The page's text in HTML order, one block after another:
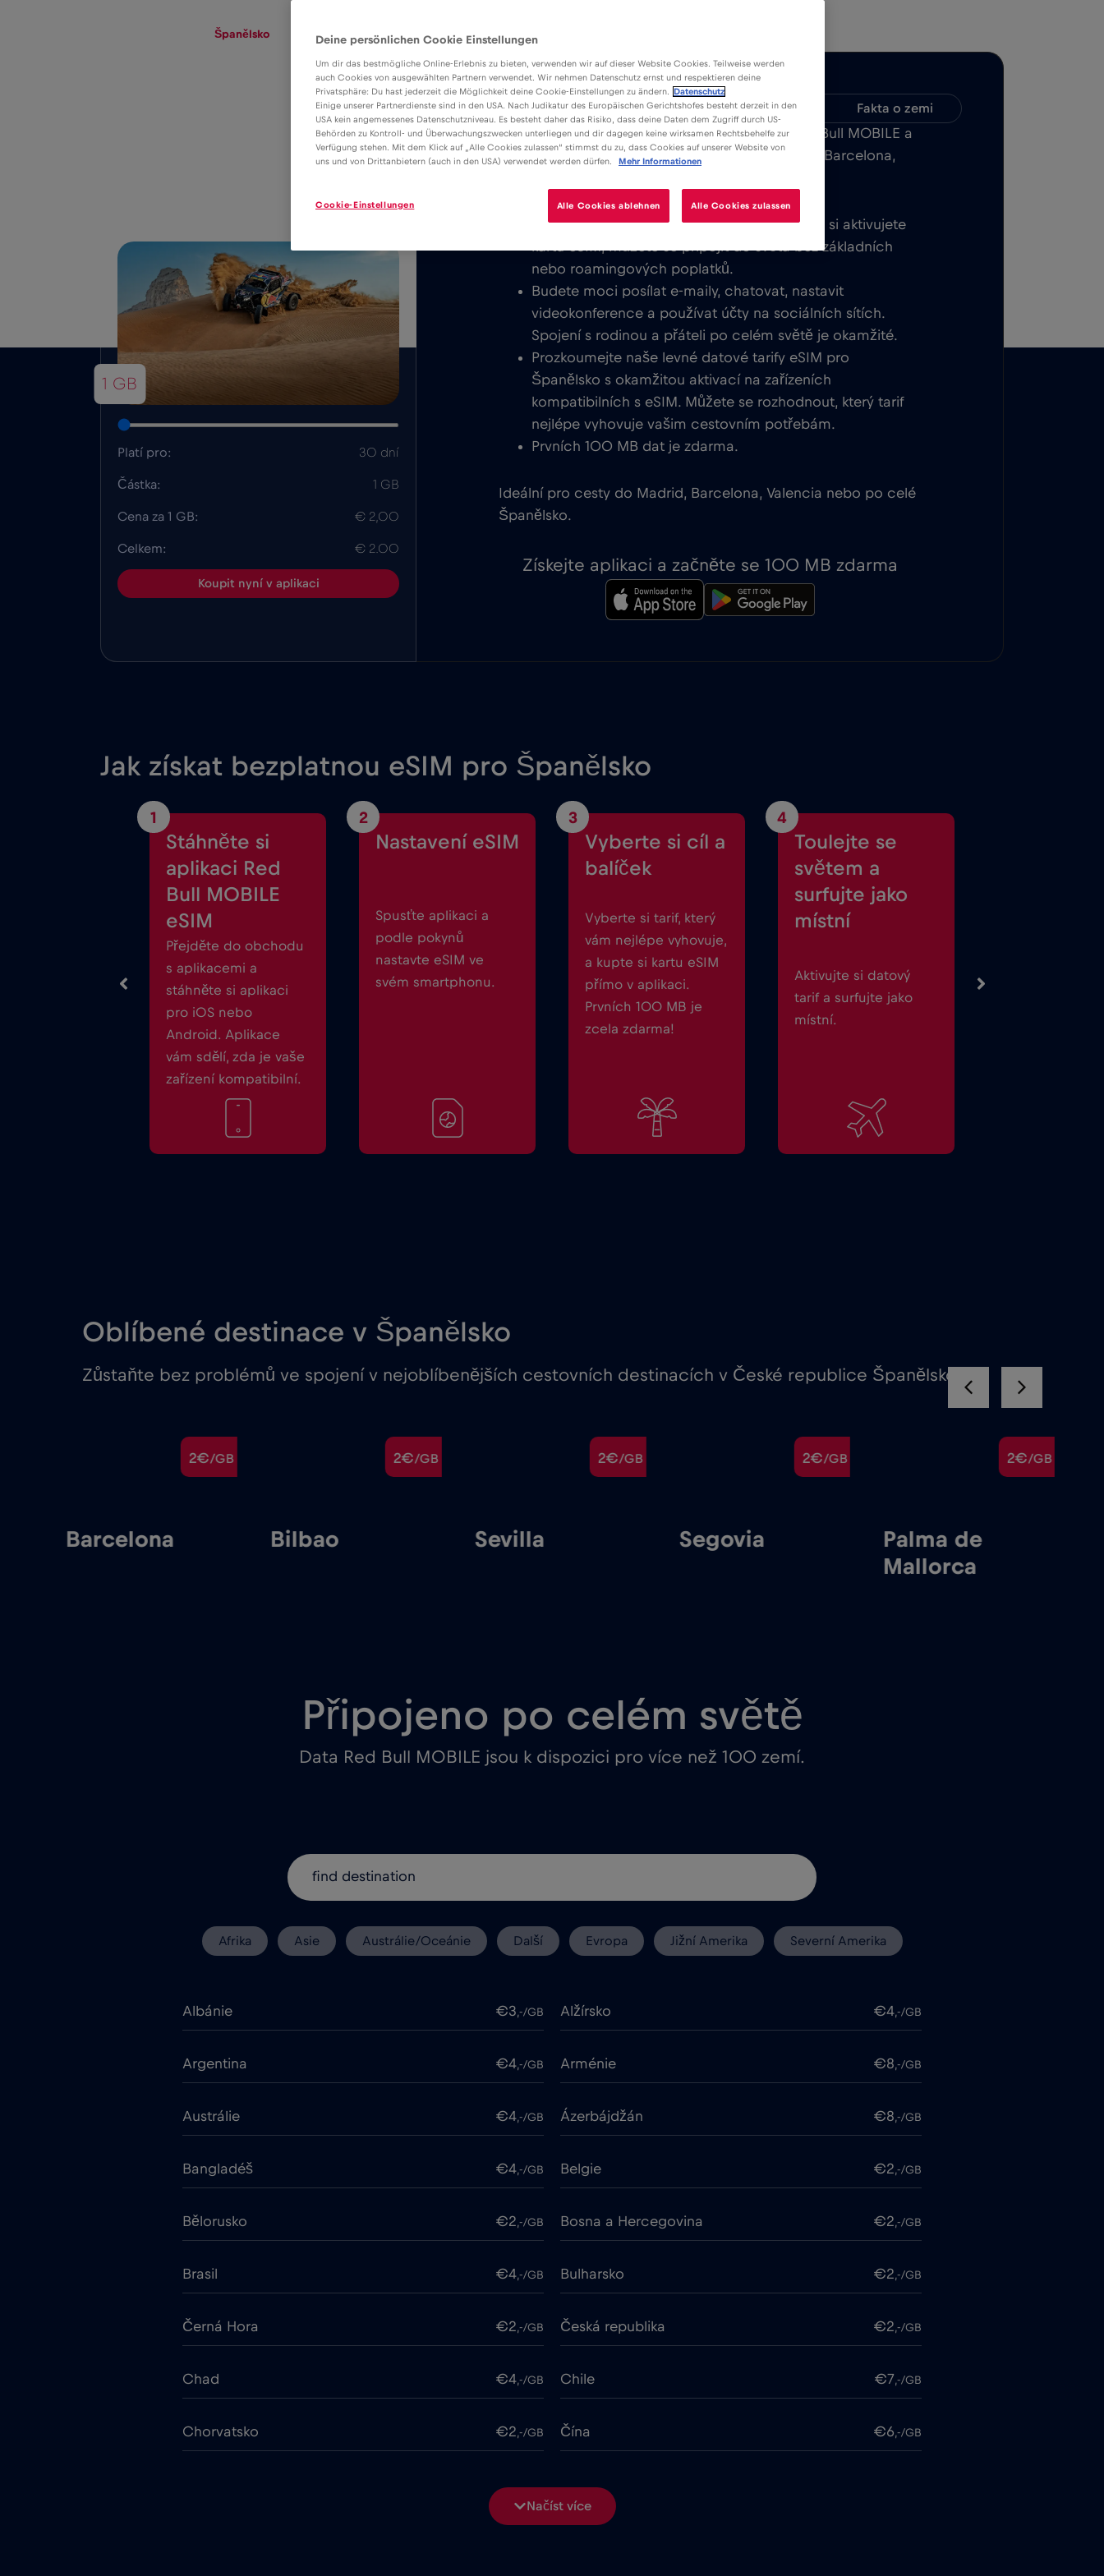
Španělsko
2€/GB
1 GB
Platí pro: 30 dní
Částka: 1 GB
Cena za 1 GB: € 2,00
Celkem: € 2.00
Koupit nyní v aplikaci
Výhody Popis Kompatibilita Fakta o zemi
Stáhněte si snadno instalovatelnou aplikaci Red Bull MOBILE a
využívejte neomezený mobilní internet v Madrid, Barcelona,
Nikdy neúčtujeme základní poplatek. Jakmile si aktivujete
kartu eSIM, můžete se připojit do světa bez základních
nebo roamingových poplatků.
Budete moci posílat e-maily, chatovat, nastavit
videokonference a používat účty na sociálních sítích.
Spojení s rodinou a přáteli po celém světě je okamžité.
Prozkoumejte naše levné datové tarify eSIM pro
Španělsko s okamžitou aktivací na zařízeních
kompatibilních s eSIM. Můžete se rozhodnout, který tarif
nejlépe vyhovuje vašim cestovním potřebám.
Prvních 100 MB dat je zdarma.
Ideální pro cesty do Madrid, Barcelona, Valencia nebo po celé
Španělsko.
Získejte aplikaci a začněte se 100 MB zdarma
Jak získat bezplatnou eSIM pro Španělsko
1
Stáhněte si
aplikaci Red
Bull MOBILE
eSIM
Přejděte do obchodu
s aplikacemi a
stáhněte si aplikaci
pro iOS nebo
Android. Aplikace
vám sdělí, zda je vaše
zařízení kompatibilní.
2
Nastavení eSIM
Spusťte aplikaci a
podle pokynů
nastavte eSIM ve
svém smartphonu.
3
Vyberte si cíl a
balíček
Vyberte si tarif, který
vám nejlépe vyhovuje,
a kupte si kartu eSIM
přímo v aplikaci.
Prvních 100 MB je
zcela zdarma!
4
Toulejte se
světem a
surfujte jako
místní
Aktivujte si datový
tarif a surfujte jako
místní.
Oblíbené destinace v Španělsko
Zůstaňte bez problémů ve spojení v nejoblíbenějších cestovních destinacích v České republice Španělsko
2€/GB
Barcelona
2€/GB
Bilbao
2€/GB
Sevilla
2€/GB
Segovia
2€/GB
Palma de
Mallorca
Připojeno po celém světě
Data Red Bull MOBILE jsou k dispozici pro více než 100 zemí.
Afrika Asie Austrálie/Oceánie Další Evropa Jižní Amerika Severní Amerika
Albánie €3,-/GB Alžírsko €4,-/GB
Argentina €4,-/GB Arménie €8,-/GB
Austrálie €4,-/GB Ázerbájdžán €8,-/GB
Bangladéš €4,-/GB Belgie €2,-/GB
Bělorusko €2,-/GB Bosna a Hercegovina €2,-/GB
Brasil €4,-/GB Bulharsko €2,-/GB
Černá Hora €2,-/GB Česká republika €2,-/GB
Chad €4,-/GB Chile €7,-/GB
Chorvatsko €2,-/GB Čína €6,-/GB
€18,-/GB Cruise only Telenor Maritime
Načíst více
Deine persönlichen Cookie Einstellungen
Um dir das bestmögliche Online-Erlebnis zu bieten, verwenden wir auf dieser Website Cookies. Teilweise werden
auch Cookies von ausgewählten Partnern verwendet. Wir nehmen Datenschutz ernst und respektieren deine
Privatsphäre: Du hast jederzeit die Möglichkeit deine Cookie-Einstellungen zu ändern.
Datenschutz
Einige unserer Partnerdienste sind in den USA. Nach Judikatur des Europäischen Gerichtshofes besteht derzeit in den
USA kein angemessenes Datenschutzniveau. Es besteht daher das Risiko, dass deine Daten dem Zugriff durch US-
Behörden zu Kontroll- und Überwachungszwecken unterliegen und dir dagegen keine wirksamen Rechtsbehelfe zur
Verfügung stehen. Mit dem Klick auf „Alle Cookies zulassen“ stimmst du zu, dass Cookies auf unserer Website von
uns und von Drittanbietern (auch in den USA) verwendet werden dürfen.
Mehr Informationen
Alle Cookies ablehnen Alle Cookies zulassen
Cookie-Einstellungen